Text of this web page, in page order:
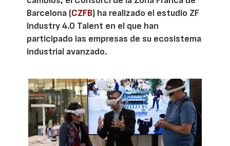
Barcelona (CZFB) ha realizado el estudio ZF
Industry 4.0 Talent en el que han
participado las empresas de su ecosistema
industrial avanzado.